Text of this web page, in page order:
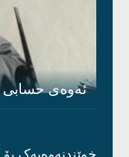
ئەوەی حسابی